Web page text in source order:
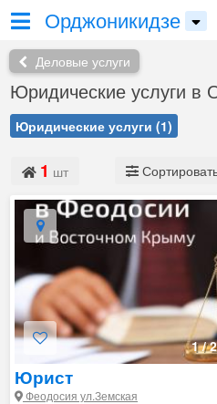
Орджоникидзе
Деловые услуги
Юридические услуги в
Юридические услуги (1)
1 шт
1/2
Юрист
Феодосия ул.Земская